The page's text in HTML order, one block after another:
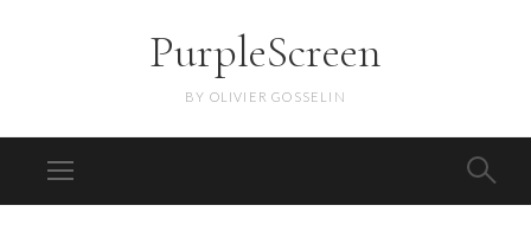
PurpleScreen
BY OLIVIER GOSSELIN